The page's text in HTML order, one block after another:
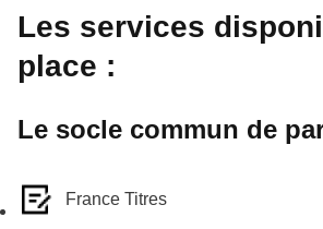
Les services
place :
Le socle commun de
France Titres